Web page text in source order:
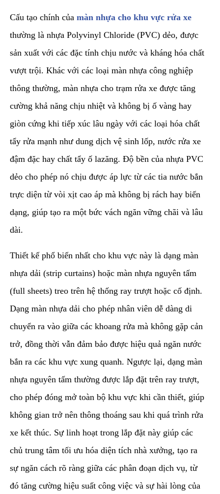
​Cấu tạo chính của màn nhựa cho khu vực rửa xe
thường là nhựa Polyvinyl Chloride (PVC) dẻo, được
sản xuất với các đặc tính chịu nước và kháng hóa chất
vượt trội. Khác với các loại màn nhựa công nghiệp
thông thường, màn nhựa cho trạm rửa xe được tăng
cường khả năng chịu nhiệt và không bị ố vàng hay
giòn cứng khi tiếp xúc lâu ngày với các loại hóa chất
tẩy rửa mạnh như dung dịch vệ sinh lốp, nước rửa xe
đậm đặc hay chất tẩy ố lazăng. Độ bền của nhựa PVC
dẻo cho phép nó chịu được áp lực từ các tia nước bắn
trực diện từ vòi xịt cao áp mà không bị rách hay biến
dạng, giúp tạo ra một bức vách ngăn vững chãi và lâu
dài.
​Thiết kế phổ biến nhất cho khu vực này là dạng màn
nhựa dải (strip curtains) hoặc màn nhựa nguyên tấm
(full sheets) treo trên hệ thống ray trượt hoặc cố định.
Dạng màn nhựa dải cho phép nhân viên dễ dàng di
chuyển ra vào giữa các khoang rửa mà không gặp cản
trở, đồng thời vẫn đảm bảo được hiệu quả ngăn nước
bắn ra các khu vực xung quanh. Ngược lại, dạng màn
nhựa nguyên tấm thường được lắp đặt trên ray trượt,
cho phép đóng mở toàn bộ khu vực khi cần thiết, giúp
không gian trở nên thông thoáng sau khi quá trình rửa
xe kết thúc. Sự linh hoạt trong lắp đặt này giúp các
chủ trung tâm tối ưu hóa diện tích nhà xưởng, tạo ra
sự ngăn cách rõ ràng giữa các phân đoạn dịch vụ, từ
đó tăng cường hiệu suất công việc và sự hài lòng của